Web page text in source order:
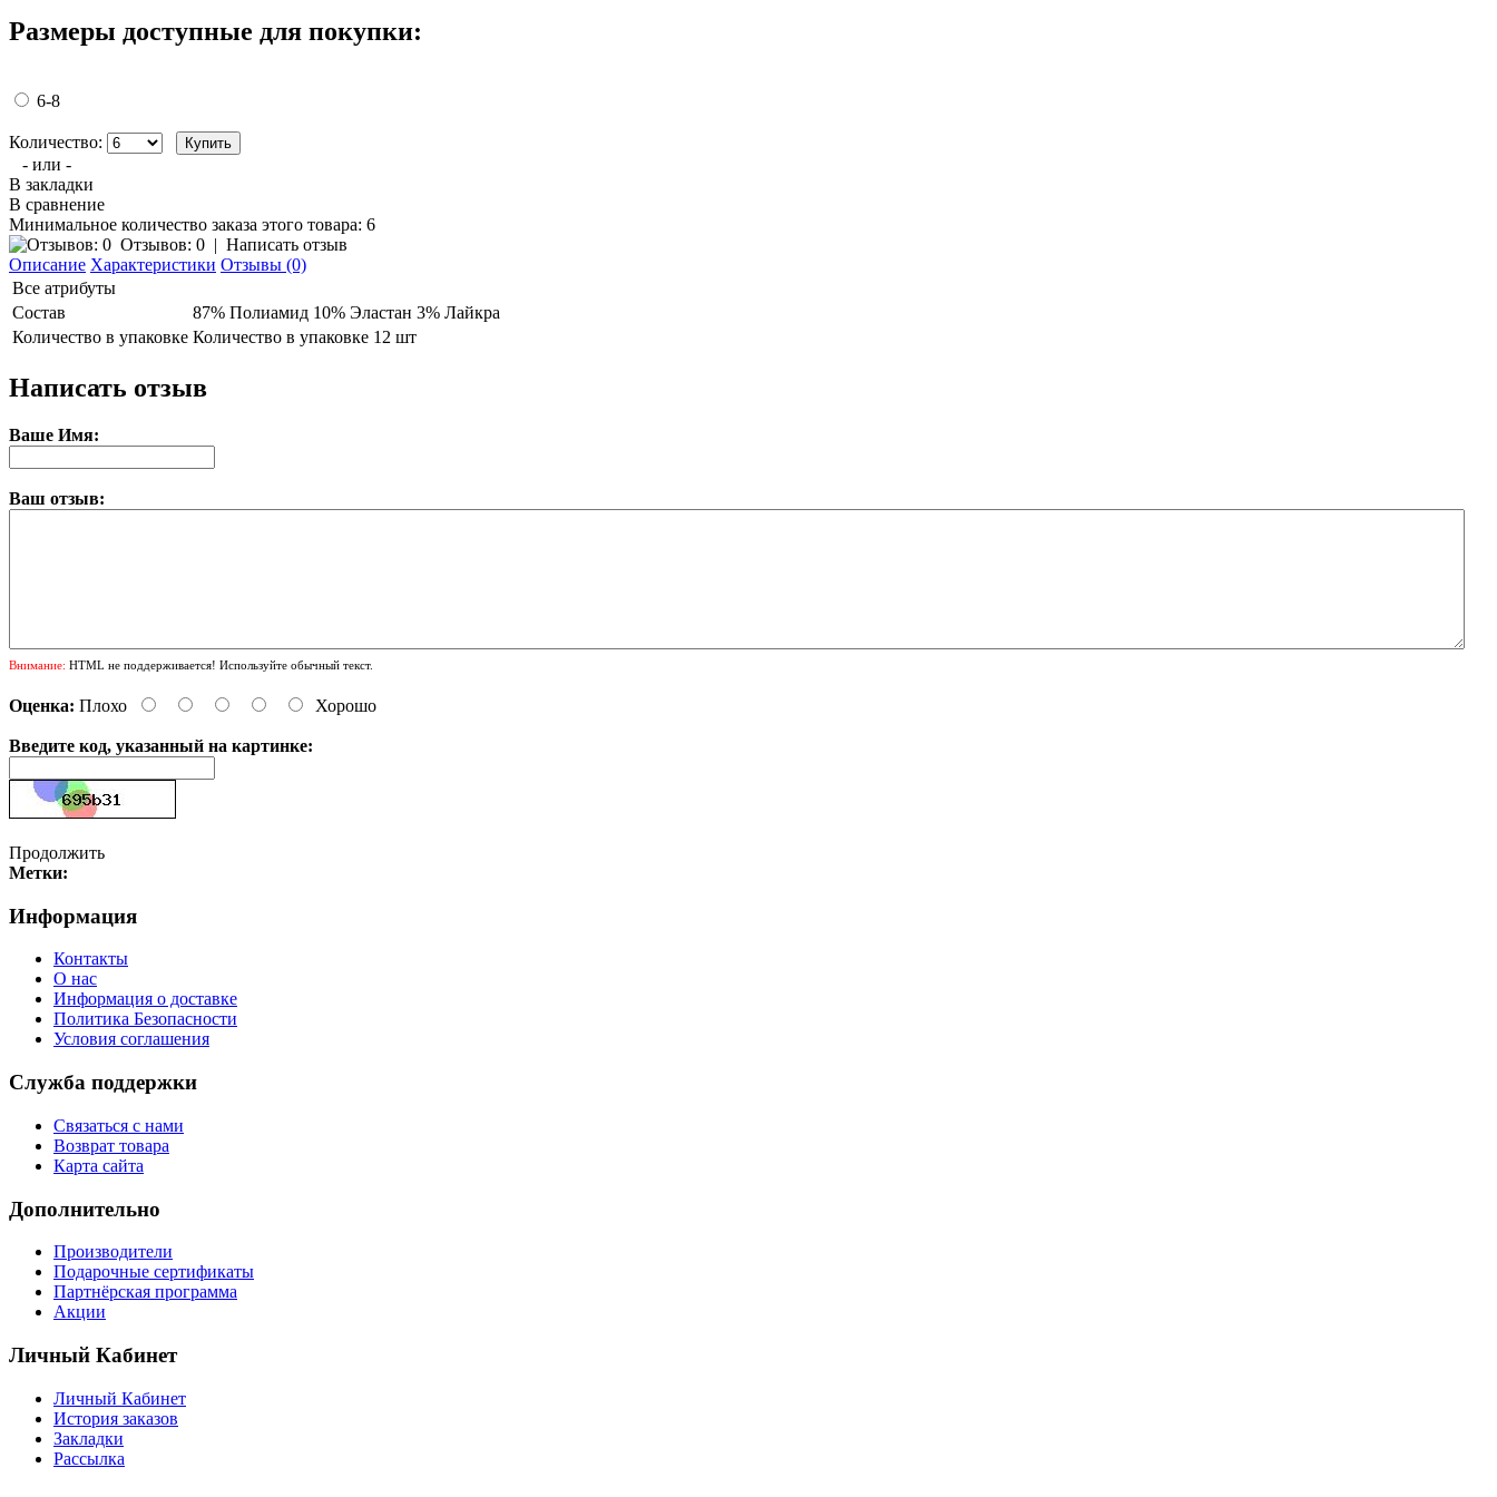
Размеры доступные для покупки:
6-8
Количество:
- или -
В закладки
В сравнение
Минимальное количество заказа этого товара: 6
Отзывов: 0 | Написать отзыв
Описание Характеристики Отзывы (0)
Все атрибуты
Состав
87% Полиамид 10% Эластан 3% Лайкра
Количество в упаковке Количество в упаковке 12 шт
Написать отзыв
Ваше Имя:
Ваш отзыв:
Внимание: HTML не поддерживается! Используйте обычный текст.
Оценка: Плохо Хорошо
Введите код, указанный на картинке:
Продолжить
Метки:
Информация
Контакты
О нас
Информация о доставке
Политика Безопасности
Условия соглашения
Служба поддержки
Связаться с нами
Возврат товара
Карта сайта
Дополнительно
Производители
Подарочные сертификаты
Партнёрская программа
Акции
Личный Кабинет
Личный Кабинет
История заказов
Закладки
Рассылка